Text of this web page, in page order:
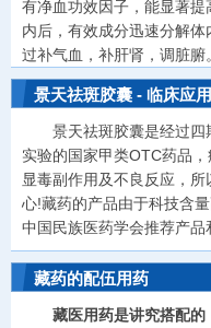
有净血功效因子，能显著
内后，有效成分迅速分解
过补气血，补肝肾，调脏腑。
景天祛斑胶囊 - 临床应用
景天祛斑胶囊是经过四
实验的国家甲类OTC药品
显毒副作用及不良反应，
心!藏药的产品由于科技含
中国民族医药学会推荐产品
藏药的配伍用药
藏医用药是讲究搭配的